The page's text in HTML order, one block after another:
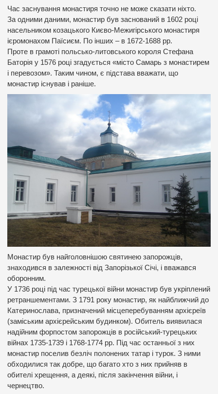
Час заснування монастиря точно не може сказати ніхто.
За одними даними, монастир був заснований в 1602 році
насельником козацького Києво-Межигірського монастиря
ієромонахом Паїсиєм. По інших – в 1672-1688 рр.
Проте в грамоті польсько-литовського короля Стефана
Баторія у 1576 році згадується «місто Самарь з монастирем
і перевозом». Таким чином, є підстава вважати, що
монастир існував і раніше.
Монастир був найголовнішою святинею запорожців,
знаходився в залежності від Запорізької Січі, і вважався
оборонним.
У 1736 році під час турецької війни монастир був укріплений
ретраншементами. З 1791 року монастир, як найближчий до
Катеринослава, призначений місцеперебуванням архієреїв
(заміським архієрейським будинком). Обитель виявилася
надійним форпостом запорожців в російський-турецьких
війнах 1735-1739 і 1768-1774 рр. Під час останньої з них
монастир поселив безліч полонених татар і турок. З ними
обходилися так добре, що багато хто з них прийняв в
обителі хрещення, а деякі, після закінчення війни, і
чернецтво.